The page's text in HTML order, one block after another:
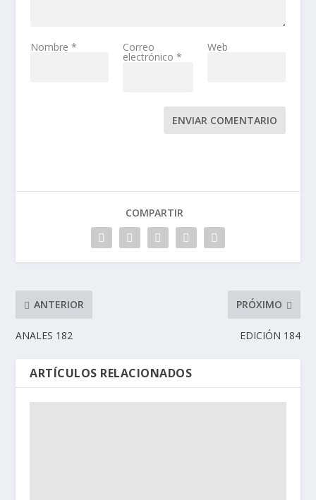
Nombre * Correo
electrónico *
Web
ENVIAR COMENTARIO
COMPARTIR
ANTERIOR
ANALES 182
PRÓXIMO
EDICIÓN 184
ARTÍCULOS RELACIONADOS